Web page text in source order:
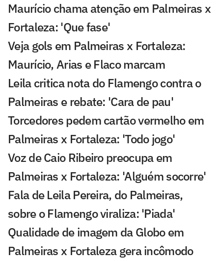
Maurício chama atenção em Palmeiras x
Fortaleza: 'Que fase'
Veja gols em Palmeiras x Fortaleza:
Maurício, Arias e Flaco marcam
Leila critica nota do Flamengo contra o
Palmeiras e rebate: 'Cara de pau'
Torcedores pedem cartão vermelho em
Palmeiras x Fortaleza: 'Todo jogo'
Voz de Caio Ribeiro preocupa em
Palmeiras x Fortaleza: 'Alguém socorre'
Fala de Leila Pereira, do Palmeiras,
sobre o Flamengo viraliza: 'Piada'
Qualidade de imagem da Globo em
Palmeiras x Fortaleza gera incômodo